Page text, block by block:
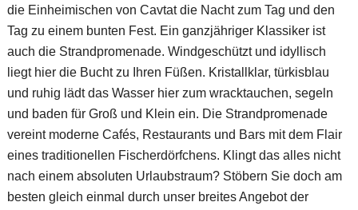
die Einheimischen von Cavtat die Nacht zum Tag und den
Tag zu einem bunten Fest. Ein ganzjähriger Klassiker ist
auch die Strandpromenade. Windgeschützt und idyllisch
liegt hier die Bucht zu Ihren Füßen. Kristallklar, türkisblau
und ruhig lädt das Wasser hier zum wracktauchen, segeln
und baden für Groß und Klein ein. Die Strandpromenade
vereint moderne Cafés, Restaurants und Bars mit dem Flair
eines traditionellen Fischerdörfchens. Klingt das alles nicht
nach einem absoluten Urlaubstraum? Stöbern Sie doch am
besten gleich einmal durch unser breites Angebot der